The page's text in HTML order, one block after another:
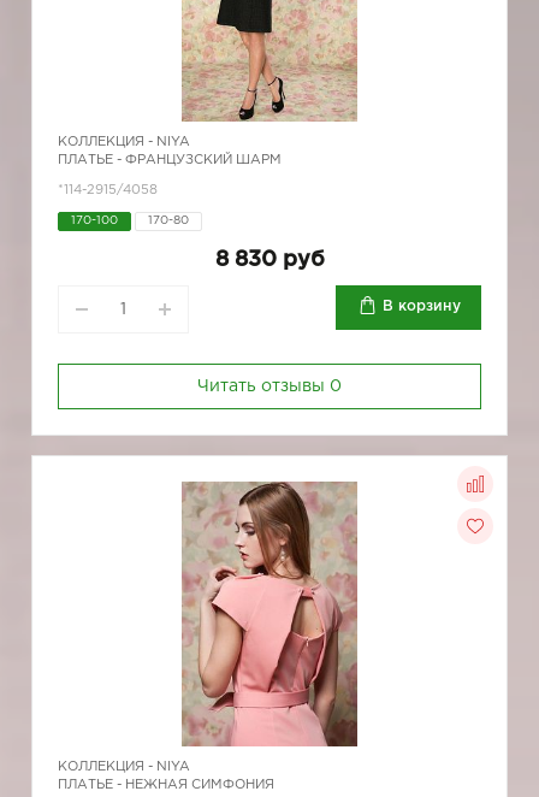
КОЛЛЕКЦИЯ - NIYA
ПЛАТЬЕ - ФРАНЦУЗСКИЙ ШАРМ
*114-2915/4058
170-100 170-80
8 830 руб
В корзину
Читать отзывы 0
КОЛЛЕКЦИЯ - NIYA
ПЛАТЬЕ - НЕЖНАЯ СИМФОНИЯ